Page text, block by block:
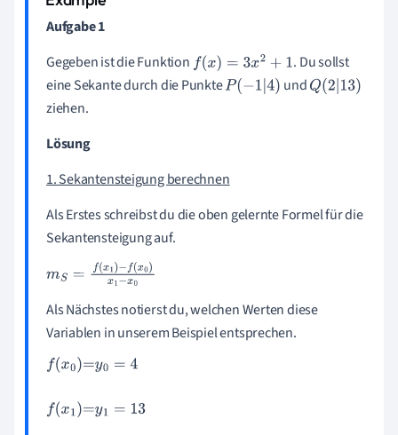
Aufgabe 1
Gegeben ist die Funktion fx=3x 2+1
. Du sollst
eine Sekante durch die PunkteP-1|4 undQ2|13
ziehen.
Lösung
1. Sekantensteigung berechnen
Als Erstes schreibst du die oben gelernte Formel für die
Sekantensteigung auf.
mS= f(x 1)-f(x0)x1-
x 0
Als Nächstes notierst du, welchen Werten diese
Variablen in unserem Beispiel entsprechen.